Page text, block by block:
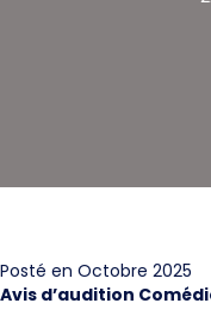
Posté en Octobre 2025
Avis d’audition